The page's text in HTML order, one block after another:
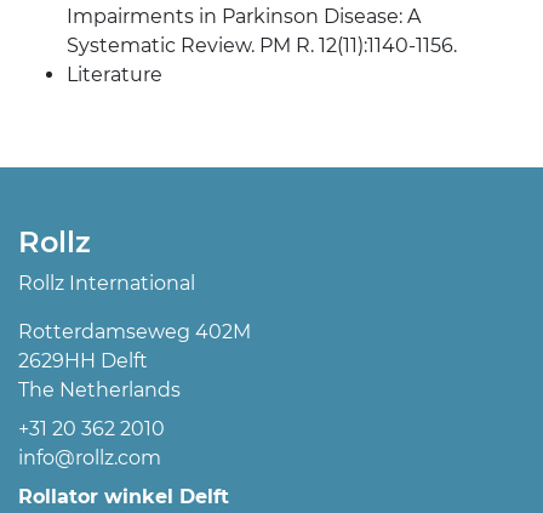
Impairments in Parkinson Disease: A
Systematic Review. PM R. 12(11):1140-1156.
Literature
Rollz
Rollz International
Rotterdamseweg 402M
2629HH Delft
The Netherlands
+31 20 362 2010
info@rollz.com
Rollator winkel Delft